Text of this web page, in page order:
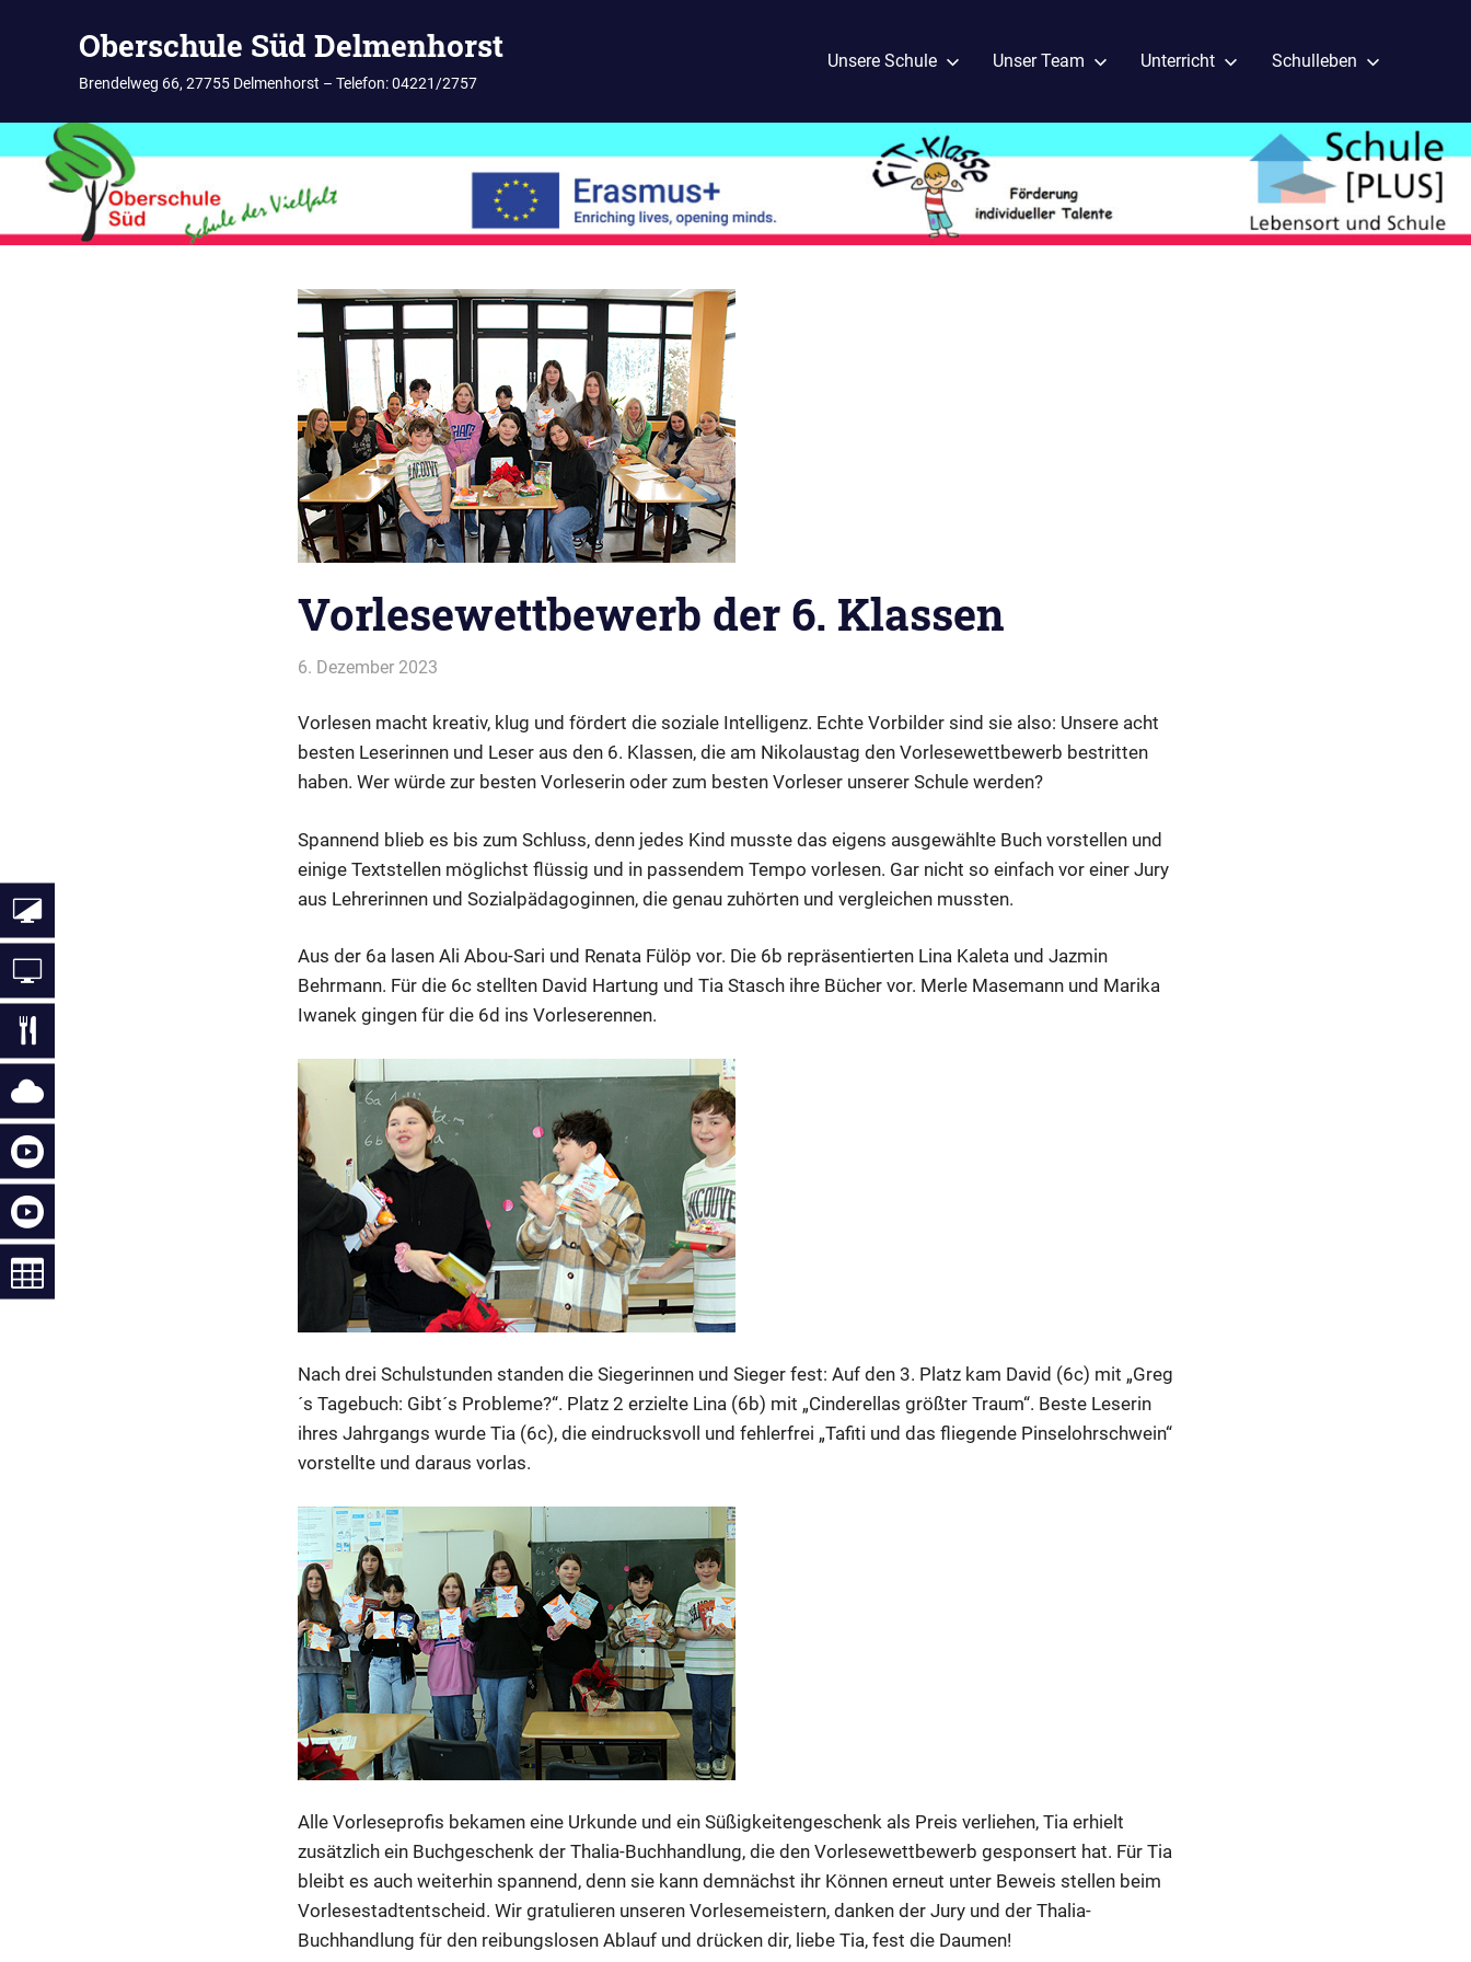
Oberschule Süd Delmenhorst
Brendelweg 66, 27755 Delmenhorst – Telefon: 04221/2757
Unsere Schule Unser Team Unterricht Schulleben
Vorlesewettbewerb der 6. Klassen
6. Dezember 2023
Vorlesen macht kreativ, klug und fördert die soziale Intelligenz. Echte Vorbilder sind sie also: Unsere acht
besten Leserinnen und Leser aus den 6. Klassen, die am Nikolaustag den Vorlesewettbewerb bestritten
haben. Wer würde zur besten Vorleserin oder zum besten Vorleser unserer Schule werden?
Spannend blieb es bis zum Schluss, denn jedes Kind musste das eigens ausgewählte Buch vorstellen und
einige Textstellen möglichst flüssig und in passendem Tempo vorlesen. Gar nicht so einfach vor einer Jury
aus Lehrerinnen und Sozialpädagoginnen, die genau zuhörten und vergleichen mussten.
Aus der 6a lasen Ali Abou-Sari und Renata Fülöp vor. Die 6b repräsentierten Lina Kaleta und Jazmin
Behrmann. Für die 6c stellten David Hartung und Tia Stasch ihre Bücher vor. Merle Masemann und Marika
Iwanek gingen für die 6d ins Vorleserennen.
Nach drei Schulstunden standen die Siegerinnen und Sieger fest: Auf den 3. Platz kam David (6c) mit „Greg
´s Tagebuch: Gibt´s Probleme?“. Platz 2 erzielte Lina (6b) mit „Cinderellas größter Traum“. Beste Leserin
ihres Jahrgangs wurde Tia (6c), die eindrucksvoll und fehlerfrei „Tafiti und das fliegende Pinselohrschwein“
vorstellte und daraus vorlas.
Alle Vorleseprofis bekamen eine Urkunde und ein Süßigkeitengeschenk als Preis verliehen, Tia erhielt
zusätzlich ein Buchgeschenk der Thalia-Buchhandlung, die den Vorlesewettbewerb gesponsert hat. Für Tia
bleibt es auch weiterhin spannend, denn sie kann demnächst ihr Können erneut unter Beweis stellen beim
Vorlesestadtentscheid. Wir gratulieren unseren Vorlesemeistern, danken der Jury und der Thalia-
Buchhandlung für den reibungslosen Ablauf und drücken dir, liebe Tia, fest die Daumen!